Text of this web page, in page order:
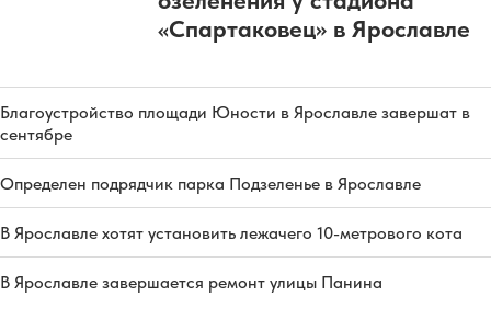
«Спартаковец» в Ярославле
Благоустройство площади Юности в Ярославле завершат в
сентябре
Определен подрядчик парка Подзеленье в Ярославле
В Ярославле хотят установить лежачего 10-метрового кота
В Ярославле завершается ремонт улицы Панина